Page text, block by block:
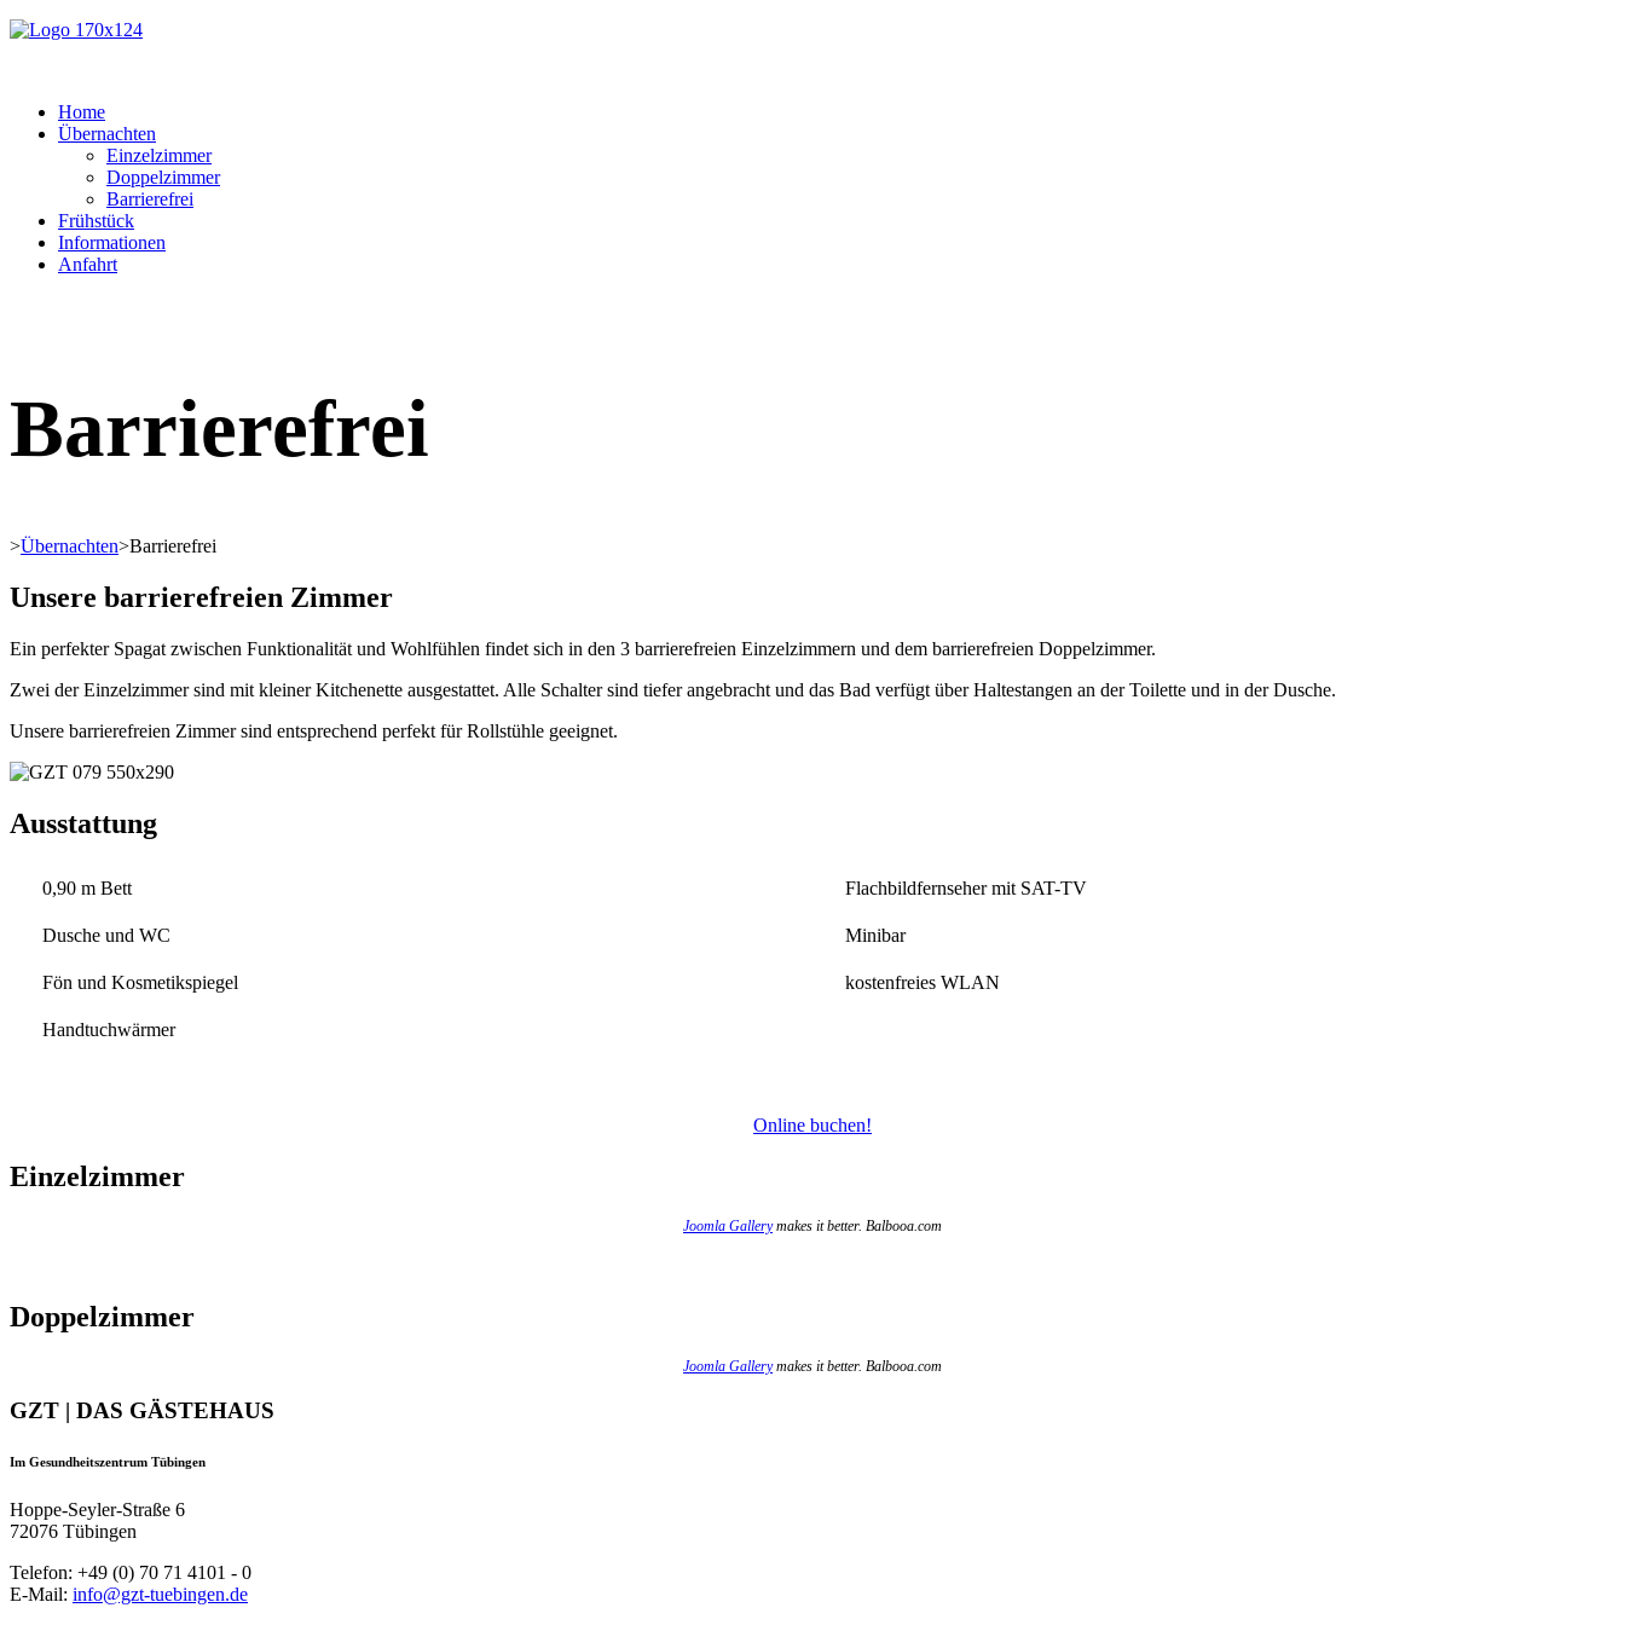
Home
Übernachten
Einzelzimmer
Doppelzimmer
Barrierefrei
Frühstück
Informationen
Anfahrt
Barrierefrei
>Übernachten>Barrierefrei
Unsere barrierefreien Zimmer
Ein perfekter Spagat zwischen Funktionalität und Wohlfühlen findet sich in den 3 barrierefreien Einzelzimmern und dem barrierefreien Doppelzimmer.
Zwei der Einzelzimmer sind mit kleiner Kitchenette ausgestattet. Alle Schalter sind tiefer angebracht und das Bad verfügt über Haltestangen an der Toilette und in der Dusche.
Unsere barrierefreien Zimmer sind entsprechend perfekt für Rollstühle geeignet.
Ausstattung
0,90 m Bett Flachbildfernseher mit SAT-TV
Dusche und WC Minibar
Fön und Kosmetikspiegel kostenfreies WLAN
Handtuchwärmer
Online buchen!
Einzelzimmer
Joomla Gallerymakes it better. Balbooa.com
Doppelzimmer
Joomla Gallerymakes it better. Balbooa.com
GZT | DAS GÄSTEHAUS
Im Gesundheitszentrum Tübingen
Hoppe-Seyler-Straße 6
72076 Tübingen
Telefon: +49 (0) 70 71 4101 - 0
E-Mail: info@gzt-tuebingen.de